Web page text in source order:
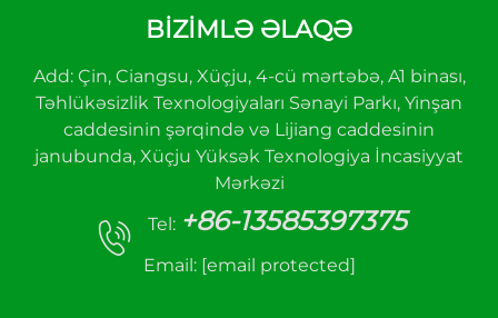
BIZIMLƏ ƏLAQƏ
Add: Çin, Ciangsu, Xüçju, 4-cü mərtəbə, A1 binası,
Təhlükəsizlik Texnologiyaları Sənayi Parkı, Yinşan
caddesinin şərqində və Lijiang caddesinin
janubunda, Xüçju Yüksək Texnologiya İncasiyyat
Mərkəzi
Tel: +86-13585397375
Email: [email protected]